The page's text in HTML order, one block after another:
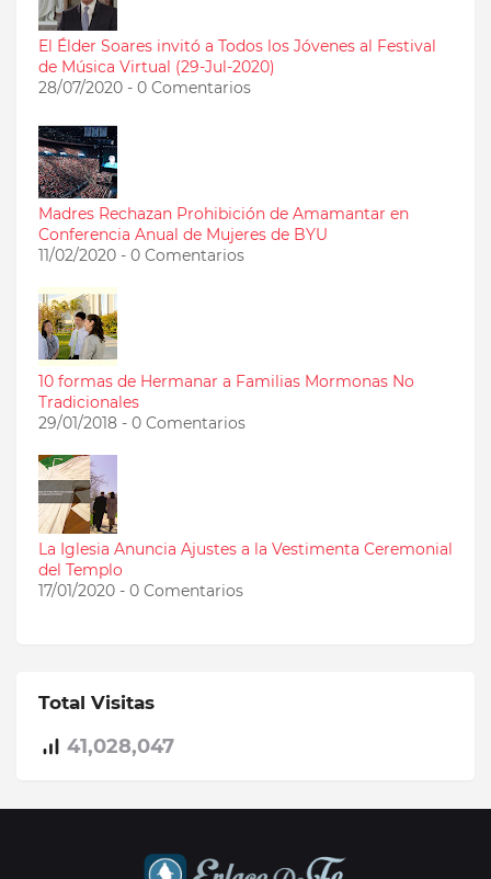
El Élder Soares invitó a Todos los Jóvenes al Festival
de Música Virtual (29-Jul-2020)
28/07/2020 - 0 Comentarios
Madres Rechazan Prohibición de Amamantar en
Conferencia Anual de Mujeres de BYU
11/02/2020 - 0 Comentarios
10 formas de Hermanar a Familias Mormonas No
Tradicionales
29/01/2018 - 0 Comentarios
La Iglesia Anuncia Ajustes a la Vestimenta Ceremonial
del Templo
17/01/2020 - 0 Comentarios
Total Visitas
41,028,047